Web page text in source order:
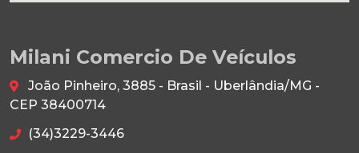
Milani Comercio De Veículos
João Pinheiro, 3885 - Brasil - Uberlândia/MG -
CEP 38400714
(34)3229-3446